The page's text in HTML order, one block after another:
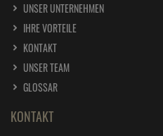
UNSER UNTERNEHMEN
IHRE VORTEILE
KONTAKT
UNSER TEAM
GLOSSAR
KONTAKT